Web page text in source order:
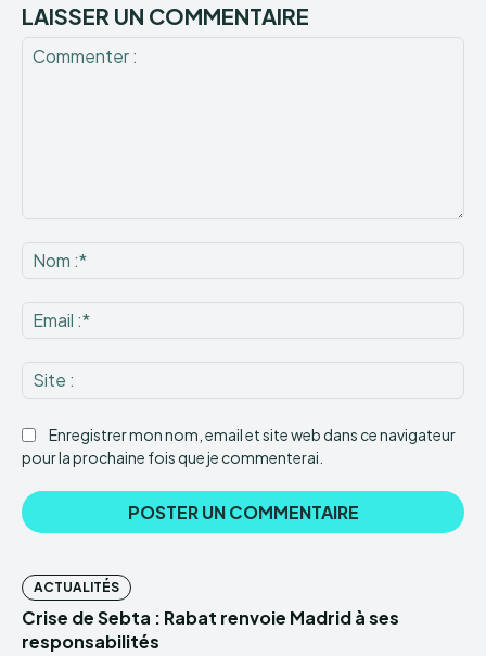
LAISSER UN COMMENTAIRE
:*
:*
:
Enregistrer mon nom, email et site web dans ce navigateur
pour la prochaine fois que je commenterai.
ACTUALITÉS
Crise de Sebta : Rabat renvoie Madrid à ses
responsabilités